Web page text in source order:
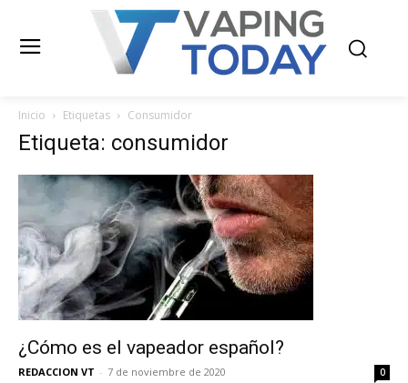
Inicio Etiquetas Consumidor
Etiqueta: consumidor
¿Cómo es el vapeador español?
REDACCION VT - 7 de noviembre de 2020 0